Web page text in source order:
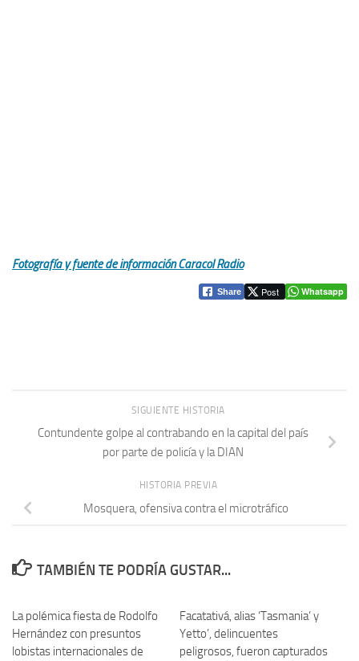
Fotografía y fuente de información Caracol Radio
Share Post Whatsapp
SIGUIENTE HISTORIA
Contundente golpe al contrabando en la capital del país
por parte de policía y la DIAN
HISTORIA PREVIA
Mosquera, ofensiva contra el microtráfico
TAMBIÉN TE PODRÍA GUSTAR...
La polémica fiesta de Rodolfo
Hernández con presuntos
lobistas internacionales de
Facatativá, alias ‘Tasmania’ y
Yetto’, delincuentes
peligrosos, fueron capturados